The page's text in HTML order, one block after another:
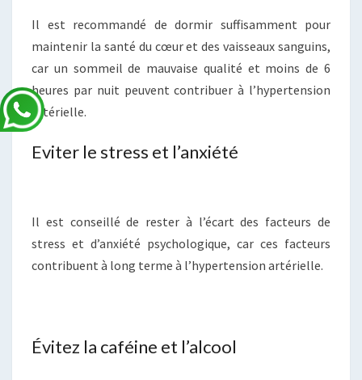
Il est recommandé de dormir suffisamment pour
maintenir la santé du cœur et des vaisseaux sanguins,
car un sommeil de mauvaise qualité et moins de 6
heures par nuit peuvent contribuer à l’hypertension
artérielle.
Eviter le stress et l’anxiété
Il est conseillé de rester à l’écart des facteurs de
stress et d’anxiété psychologique, car ces facteurs
contribuent à long terme à l’hypertension artérielle.
Évitez la caféine et l’alcool